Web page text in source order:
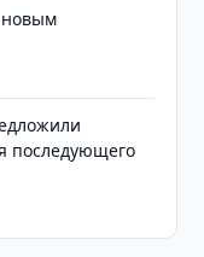
новым
последующего